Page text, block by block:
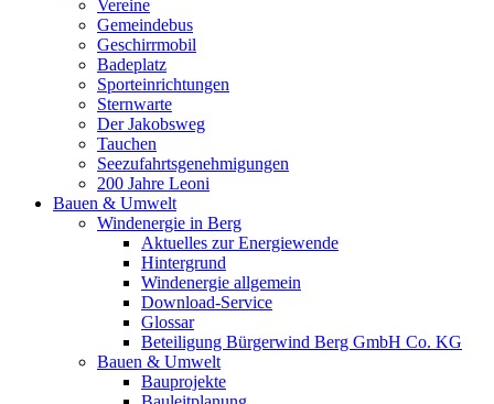
Vereine
Gemeindebus
Geschirrmobil
Badeplatz
Sporteinrichtungen
Sternwarte
Der Jakobsweg
Tauchen
Seezufahrtsgenehmigungen
200 Jahre Leoni
Bauen & Umwelt
Windenergie in Berg
Aktuelles zur Energiewende
Hintergrund
Windenergie allgemein
Download-Service
Glossar
Beteiligung Bürgerwind Berg GmbH Co. KG
Bauen & Umwelt
Bauprojekte